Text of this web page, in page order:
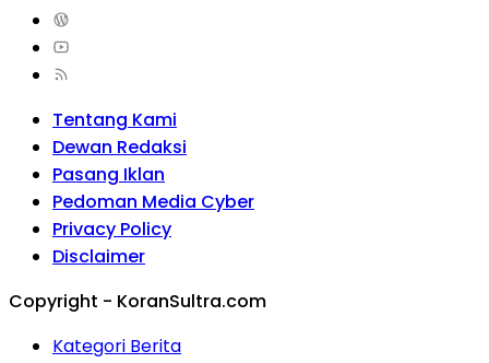
Tentang Kami
Dewan Redaksi
Pasang Iklan
Pedoman Media Cyber
Privacy Policy
Disclaimer
Copyright - KoranSultra.com
Kategori Berita